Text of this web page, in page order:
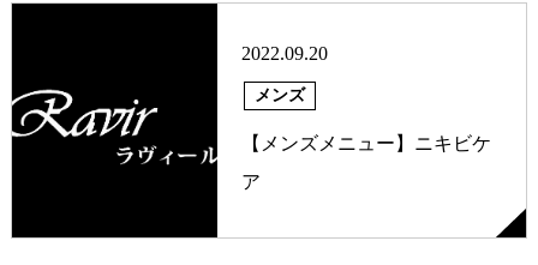
2022.09.20
メンズ
【メンズメニュー】ニキビケ
ア